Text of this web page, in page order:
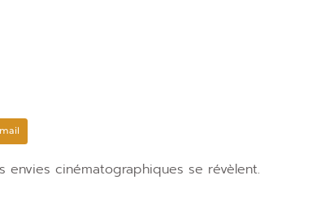
envies cinématographiques se révèlent.